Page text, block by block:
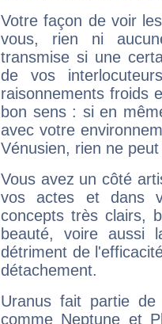
Votre façon de voir
vous, rien ni
transmise si une
de vos
raisonnements froids
bon sens : si en
avec votre
Vénusien, rien ne
Vous avez un côté
vos actes et dans
concepts très clairs,
beauté, voire aussi
détriment de
détachement.
Uranus fait partie
comme Neptune et